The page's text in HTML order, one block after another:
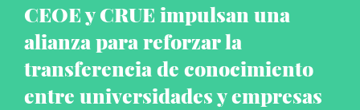
CEOE y CRUE impulsan una
alianza para reforzar la
transferencia de conocimiento
entre universidades y empresas